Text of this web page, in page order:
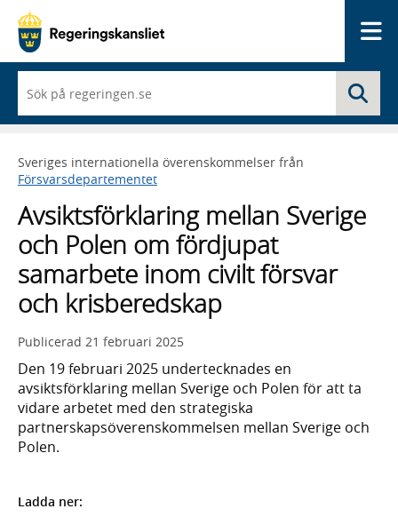
du
börjar
skriva
framträder
en
med
sökförslag
Sveriges internationella överenskommelser från
Försvarsdepartementet
Avsiktsförklaring mellan Sverige
och Polen om fördjupat
samarbete inom civilt försvar
och krisberedskap
Publicerad 21 februari 2025
Den 19 februari 2025 undertecknades en
avsiktsförklaring mellan Sverige och Polen för att ta
vidare arbetet med den strategiska
partnerskapsöverenskommelsen mellan Sverige och
Polen.
Ladda ner: